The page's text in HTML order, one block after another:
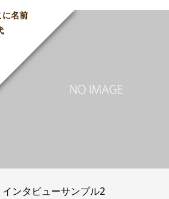
に名前
インタビューサンプル2